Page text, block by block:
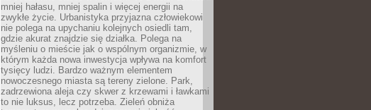
mniej hałasu, mniej spalin i więcej energii na
zwykłe życie. Urbanistyka przyjazna człowiekowi
nie polega na upychaniu kolejnych osiedli tam,
gdzie akurat znajdzie się działka. Polega na
myśleniu o mieście jak o wspólnym organizmie, w
którym każda nowa inwestycja wpływa na komfort
tysięcy ludzi. Bardzo ważnym elementem
nowoczesnego miasta są tereny zielone. Park,
zadrzewiona aleja czy skwer z krzewami i ławkami
to nie luksus, lecz potrzeba. Zieleń obniża